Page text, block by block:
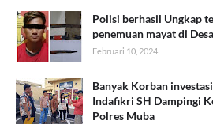
Polisi berhasil Ungkap
penemuan mayat di
Februari 10, 2024
Banyak Korban
Indafikri SH Dampingi
Polres Muba